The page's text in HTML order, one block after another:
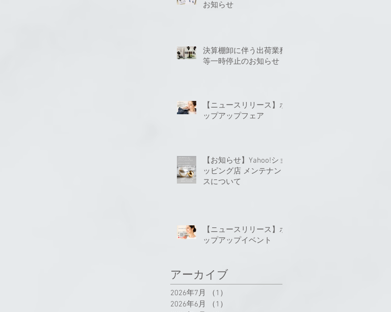
お知らせ
決算棚卸に伴う出荷業務
等一時停止のお知らせ
【ニュースリリース】ポ
ップアップフェア
【お知らせ】Yahoo!ショ
ッピング店 メンテナン
スについて
【ニュースリリース】ポ
ップアップイベント
アーカイブ
2026年7月 （1）
2026年6月
（1）